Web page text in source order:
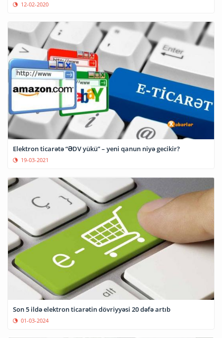
12-02-2020
Elektron ticarətə “ƏDV yükü” – yeni qanun niyə gecikir?
19-03-2021
Son 5 ildə elektron ticarətin dövriyyəsi 20 dəfə artıb
01-03-2024